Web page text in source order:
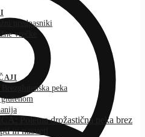
predpasniki
vrečke
Brezglutenska peka
glutenom